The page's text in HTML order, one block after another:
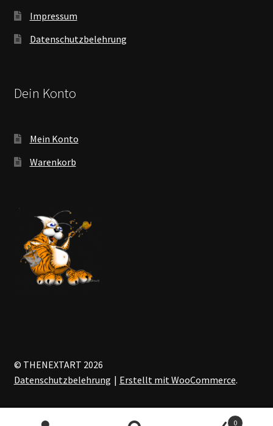
Impressum
Datenschutzbelehrung
Dein Konto
Mein Konto
Warenkorb
© THENEXTART 2026
Datenschutzbelehrung
Erstellt mit WooCommerce.
0